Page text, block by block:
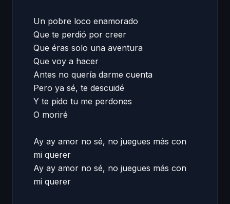
Un pobre loco enamorado
Que te perdió por creer
Que éras solo una aventura
Que voy a hacer
Antes no quería darme cuenta
Pero ya sé, te descuidé
Y te pido tu me perdones
O moriré
Ay ay amor no sé, no juegues más con
mi querer
Ay ay amor no sé, no juegues más con
mi querer